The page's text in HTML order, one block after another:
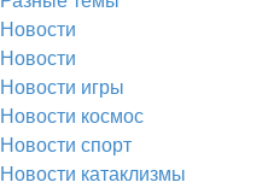
Новости
Новости
Новости игры
Новости космос
Новости спорт
Новости катаклизмы